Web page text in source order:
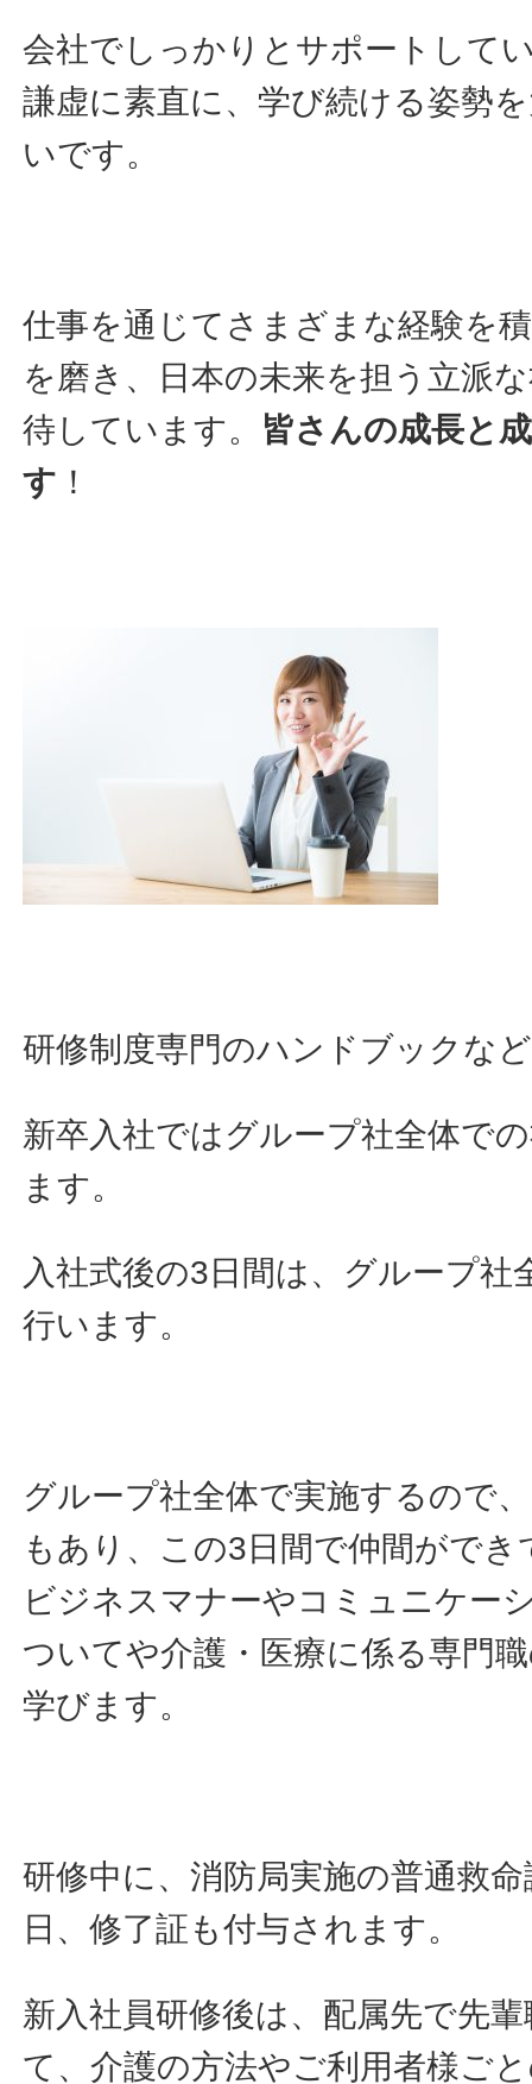
会社でしっかりとサポートして
謙虚に素直に、学び続ける姿勢
いです。
仕事を通じてさまざまな経験を
を磨き、日本の未来を担う立派
待しています。 皆さんの成長と
す ！
研修制度専門のハンドブックな
新卒入社ではグループ社全体で
ます。
入社式後の3日間は、グループ社
行います。
グループ社全体で実施するので
もあり、この3日間で仲間がで
ビジネスマナーやコミュニケー
ついてや介護・医療に係る専門
学びます。
研修中に、消防局実施の普通救
日、修了証も付与されます。
新入社員研修後は、配属先で先
て、介護の方法やご利用者様ご